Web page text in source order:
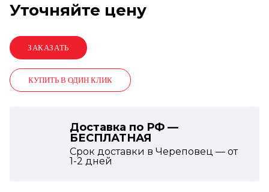
Уточняйте цену
КУПИТЬ В ОДИН КЛИК
Доставка по РФ —
БЕСПЛАТНАЯ
Срок доставки в Череповец — от
1-2 дней